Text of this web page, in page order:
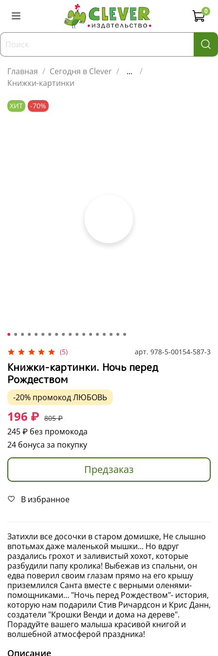
0
Главная Сегодня в Clever
...
Книжки-картинки
ХИТ -70%
(5) арт. 978-5-00154-587-3
Книжки-картинки. Ночь перед
Рождеством
-20% промокодЛЮБОВЬ
196 ₽ 805 ₽
245 ₽ без промокода
24 бонуса за покупку
Предзаказ
В избранное
Затихли все досочки в старом домишке, Не слышно
впотьмах даже маленькой мышки... Но вдруг
раздались грохот и заливистый хохот, которые
разбудили папу кролика! Выбежав из спальни, он
едва поверил своим глазам прямо на его крышу
приземлился Санта вместе с верными оленями-
помощниками… "Ночь перед Рождеством"- история,
которую нам подарили Стив Ричардсон и Крис Данн,
создатели "Крошки Венди и дома на дереве".
Порадуйте вашего малыша красивой книгой и
волшебной атмосферой праздника!
Описание